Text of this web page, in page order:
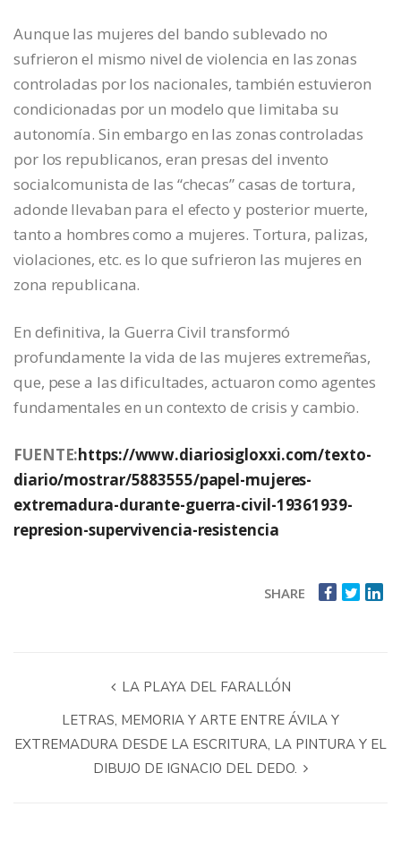
Aunque las mujeres del bando sublevado no
sufrieron el mismo nivel de violencia en las zonas
controladas por los nacionales, también estuvieron
condicionadas por un modelo que limitaba su
autonomía. Sin embargo en las zonas controladas
por los republicanos, eran presas del invento
socialcomunista de las “checas” casas de tortura,
adonde llevaban para el efecto y posterior muerte,
tanto a hombres como a mujeres. Tortura, palizas,
violaciones, etc. es lo que sufrieron las mujeres en
zona republicana.
En definitiva, la Guerra Civil transformó
profundamente la vida de las mujeres extremeñas,
que, pese a las dificultades, actuaron como agentes
fundamentales en un contexto de crisis y cambio.
FUENTE:https://www.diariosigloxxi.com/texto-
diario/mostrar/5883555/papel-mujeres-
extremadura-durante-guerra-civil-19361939-
represion-supervivencia-resistencia
SHARE
LA PLAYA DEL FARALLÓN
LETRAS, MEMORIA Y ARTE ENTRE ÁVILA Y
EXTREMADURA DESDE LA ESCRITURA, LA PINTURA Y EL
DIBUJO DE IGNACIO DEL DEDO.